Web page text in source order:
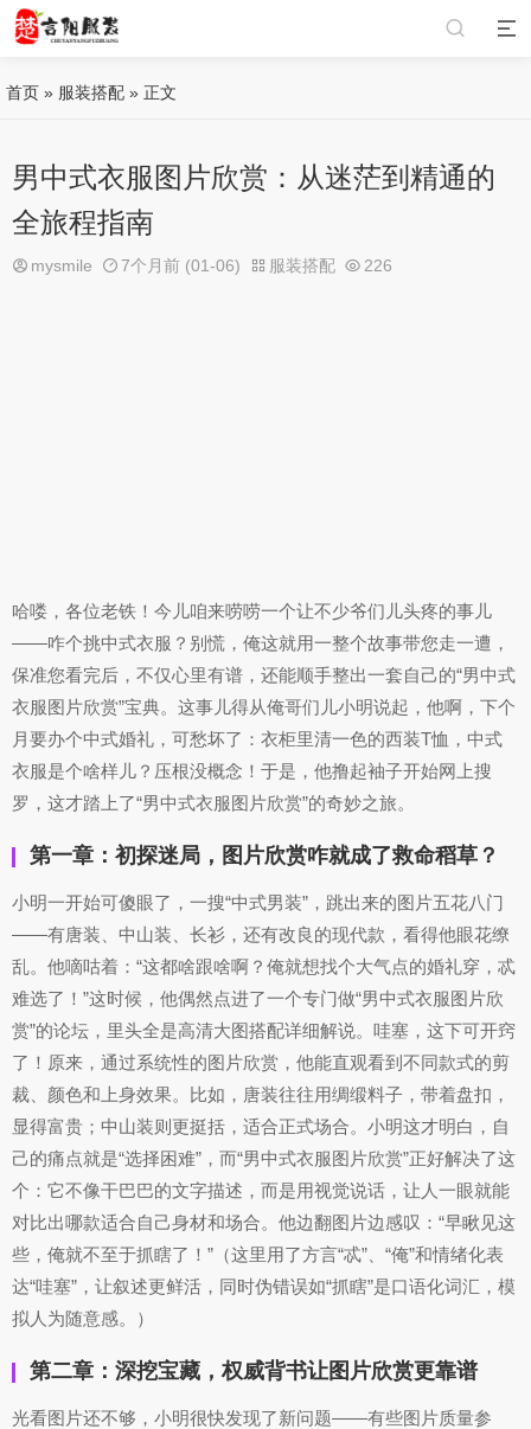
首页 » 服装搭配 » 正文
男中式衣服图片欣赏：从迷茫到精通的
全旅程指南
mysmile 7个月前 (01-06) 服装搭配 226
哈喽，各位老铁！今儿咱来唠唠一个让不少爷们儿头疼的事儿
——咋个挑中式衣服？别慌，俺这就用一整个故事带您走一遭，
保准您看完后，不仅心里有谱，还能顺手整出一套自己的“男中式
衣服图片欣赏”宝典。这事儿得从俺哥们儿小明说起，他啊，下个
月要办个中式婚礼，可愁坏了：衣柜里清一色的西装T恤，中式
衣服是个啥样儿？压根没概念！于是，他撸起袖子开始网上搜
罗，这才踏上了“男中式衣服图片欣赏”的奇妙之旅。
第一章：初探迷局，图片欣赏咋就成了救命稻草？
小明一开始可傻眼了，一搜“中式男装”，跳出来的图片五花八门
——有唐装、中山装、长衫，还有改良的现代款，看得他眼花缭
乱。他嘀咕着：“这都啥跟啥啊？俺就想找个大气点的婚礼穿，忒
难选了！”这时候，他偶然点进了一个专门做“男中式衣服图片欣
赏”的论坛，里头全是高清大图搭配详细解说。哇塞，这下可开窍
了！原来，通过系统性的图片欣赏，他能直观看到不同款式的剪
裁、颜色和上身效果。比如，唐装往往用绸缎料子，带着盘扣，
显得富贵；中山装则更挺括，适合正式场合。小明这才明白，自
己的痛点就是“选择困难”，而“男中式衣服图片欣赏”正好解决了这
个：它不像干巴巴的文字描述，而是用视觉说话，让人一眼就能
对比出哪款适合自己身材和场合。他边翻图片边感叹：“早瞅见这
些，俺就不至于抓瞎了！”（这里用了方言“忒”、“俺”和情绪化表
达“哇塞”，让叙述更鲜活，同时伪错误如“抓瞎”是口语化词汇，模
拟人为随意感。）
第二章：深挖宝藏，权威背书让图片欣赏更靠谱
光看图片还不够，小明很快发现了新问题——有些图片质量参